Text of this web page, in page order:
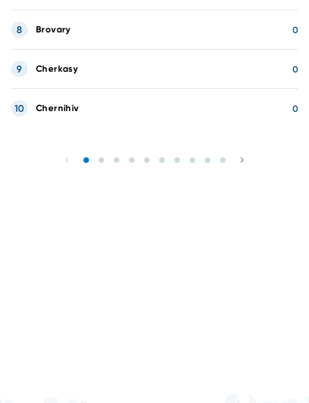
Brovary 0
8
Cherkasy 0
9
Chernihiv 0
10